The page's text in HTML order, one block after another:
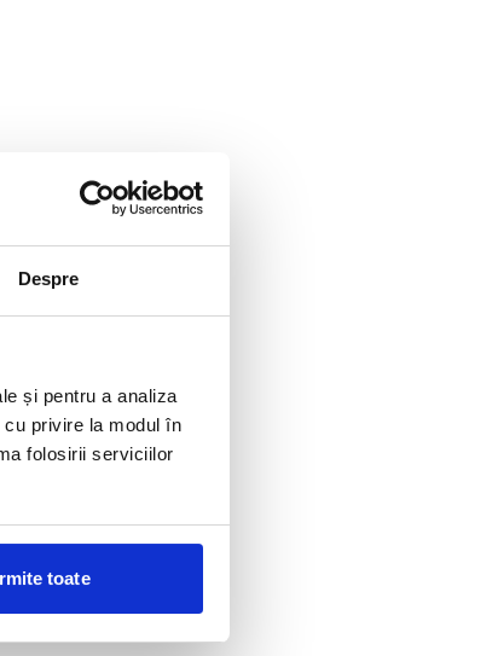
Despre
și pentru a analiza
privire la modul în
folosirii serviciilor
toate